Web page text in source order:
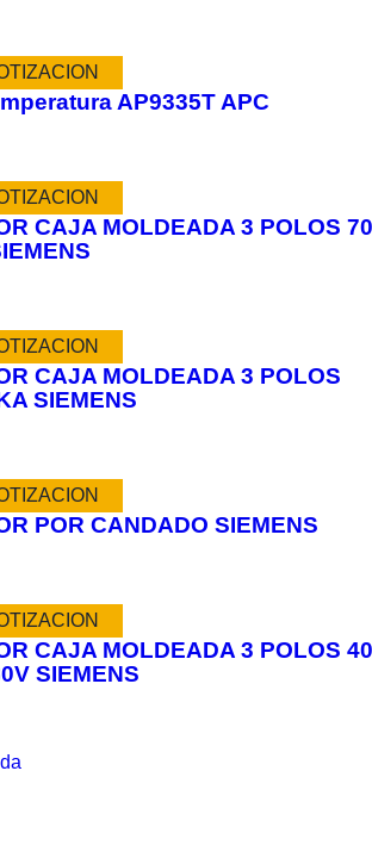
AP9335T APC
CAJA MOLDEADA 3 POLOS
CAJA MOLDEADA 3 POLOS
SIEMENS
POR CANDADO SIEMENS
CAJA MOLDEADA 3 POLOS
SIEMENS